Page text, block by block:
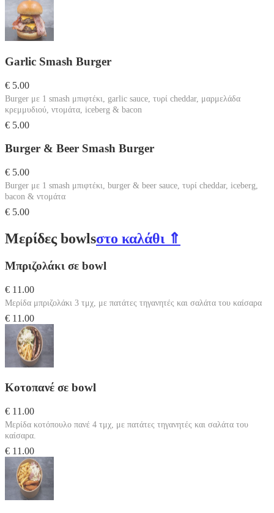
Garlic Smash Burger
€ 5.00
Burger με 1 smash μπιφτέκι, garlic sauce, τυρί cheddar, μαρμελάδα
κρεμμυδιού, ντομάτα, iceberg & bacon
€ 5.00
Burger & Beer Smash Burger
€ 5.00
Burger με 1 smash μπιφτέκι, burger & beer sauce, τυρί cheddar, iceberg,
bacon & ντομάτα
€ 5.00
Μερίδες bowlsστο καλάθι ⇑
Μπριζολάκι σε bowl
€ 11.00
Μερίδα μπριζολάκι 3 τμχ, με πατάτες τηγανητές και σαλάτα του καίσαρα
€ 11.00
Κοτοπανέ σε bowl
€ 11.00
Μερίδα κοτόπουλο πανέ 4 τμχ, με πατάτες τηγανητές και σαλάτα του
καίσαρα.
€ 11.00